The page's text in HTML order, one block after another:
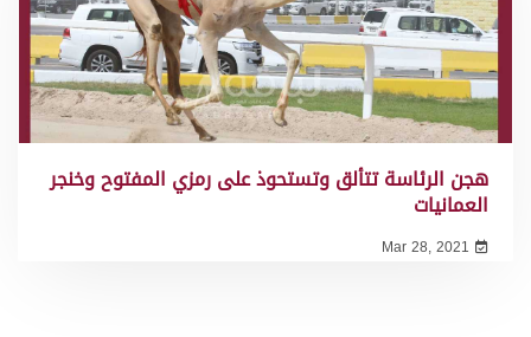
هجن الرئاسة تتألق وتستحوذ على رمزي المفتوح وخنجر
العمانيات
Mar 28, 2021